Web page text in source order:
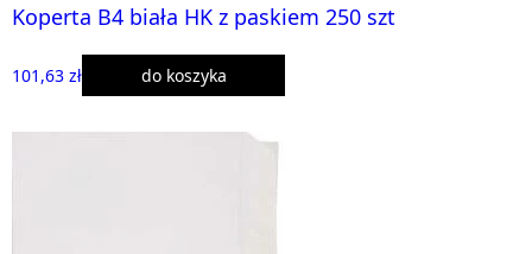
Koperta B4 biała HK z paskiem 250 szt
101,63 zł do koszyka